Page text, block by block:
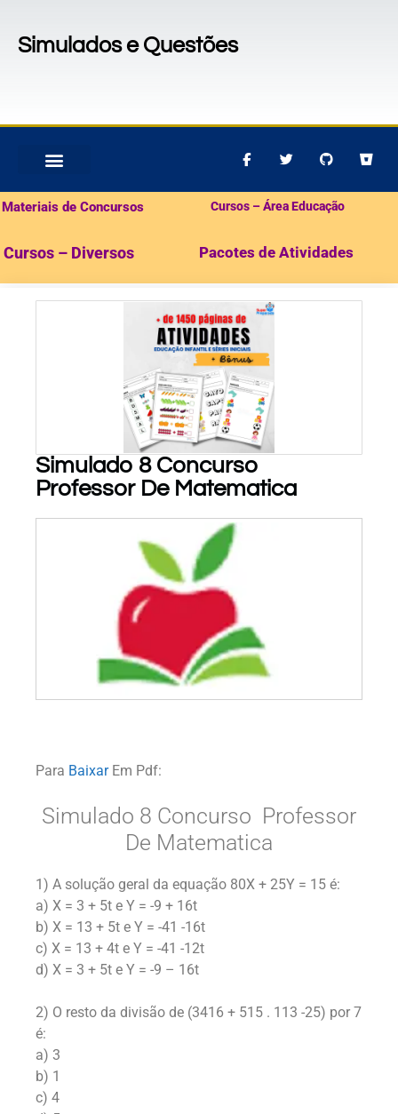
Simulados e Questões
Materiais de Concursos Cursos – Área Educação
Cursos – Diversos Pacotes de Atividades
PARA BAIXAR!
Simulado 8 Concurso
Professor De Matematica
Para BaixarEm Pdf:
Simulado 8 Concurso Professor
De Matematica
1) A solução geral da equação 80X + 25Y = 15 é:
a) X = 3 + 5t e Y = -9 + 16t
b) X = 13 + 5t e Y = -41 -16t
c) X = 13 + 4t e Y = -41 -12t
d) X = 3 + 5t e Y = -9 – 16t
2) O resto da divisão de (3416 + 515 . 113 -25) por 7
é:
a) 3
b) 1
c) 4